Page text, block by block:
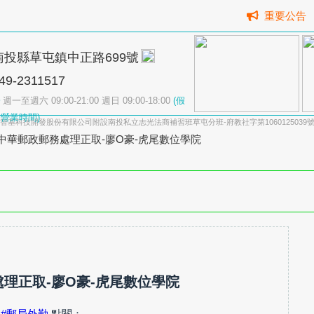
重要公告
投縣草屯鎮中正路699號
2311517
週一至週六 09:00-21:00 週日 09:00-18:00 (假
業時間)
智基科技開發股份有限公司附設南投私立志光法商補習班草屯分班-府教社字第1060125039號
華郵政郵務處理正取-廖O豪-虎尾數位學院
正取-廖O豪-虎尾數位學院